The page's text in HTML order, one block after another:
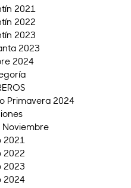
2021
2022
2023
2023
2024
Primavera 2024
Noviembre
2021
2022
2023
2024